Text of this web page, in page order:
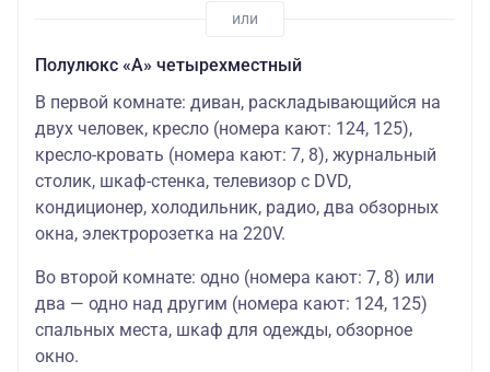
Полулюкс «А» четырехместный
В первой комнате: диван, раскладывающийся на
двух человек, кресло (номера кают: 124, 125),
кресло-кровать (номера кают: 7, 8), журнальный
столик, шкаф-стенка, телевизор с DVD,
кондиционер, холодильник, радио, два обзорных
окна, электророзетка на 220V.
Во второй комнате: одно (номера кают: 7, 8) или
два — одно над другим (номера кают: 124, 125)
спальных места, шкаф для одежды, обзорное
окно.